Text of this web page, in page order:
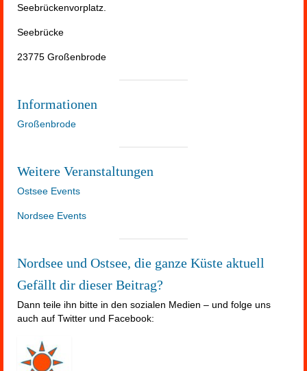
Seebrückenvorplatz.
Seebrücke
23775 Großenbrode
Informationen
Großenbrode
Weitere Veranstaltungen
Ostsee Events
Nordsee Events
Nordsee und Ostsee, die ganze Küste aktuell
Gefällt dir dieser Beitrag?
Dann teile ihn bitte in den sozialen Medien – und folge uns
auch auf Twitter und Facebook: